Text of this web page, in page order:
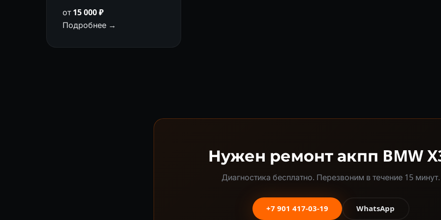
от15 000 ₽
Подробнее →
Нужен ремонт акпп BMW
Диагностика бесплатно. Перезвоним в течение 15 минут.
+7 901 417-03-19 WhatsApp